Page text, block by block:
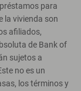
para
la vivienda son
afiliados,
de Bank of
sujetos a
no es un
los términos y